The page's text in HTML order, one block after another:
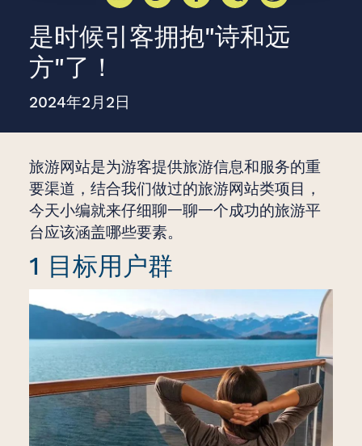
是时候引客拥抱"诗和远
方"了！
2024年2月2日
旅游网站是为游客提供旅游信息和服务的重
要渠道，结合我们做过的旅游网站类项目，
今天小编就来仔细聊一聊一个成功的旅游平
台应该涵盖哪些要素。
1 目标用户群